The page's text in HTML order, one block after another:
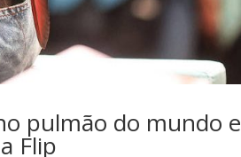
pulmão do mundo e
Flip